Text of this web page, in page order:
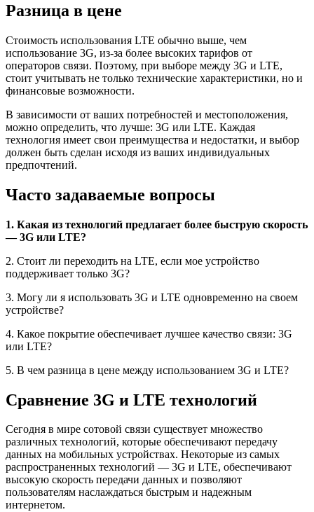
Разница в цене
Стоимость использования LTE обычно выше, чем
использование 3G, из-за более высоких тарифов от
операторов связи. Поэтому, при выборе между 3G и LTE,
стоит учитывать не только технические характеристики, но и
финансовые возможности.
В зависимости от ваших потребностей и местоположения,
можно определить, что лучше: 3G или LTE. Каждая
технология имеет свои преимущества и недостатки, и выбор
должен быть сделан исходя из ваших индивидуальных
предпочтений.
Часто задаваемые вопросы
1. Какая из технологий предлагает более быструю скорость
— 3G или LTE?
2. Стоит ли переходить на LTE, если мое устройство
поддерживает только 3G?
3. Могу ли я использовать 3G и LTE одновременно на своем
устройстве?
4. Какое покрытие обеспечивает лучшее качество связи: 3G
или LTE?
5. В чем разница в цене между использованием 3G и LTE?
Сравнение 3G и LTE технологий
Сегодня в мире сотовой связи существует множество
различных технологий, которые обеспечивают передачу
данных на мобильных устройствах. Некоторые из самых
распространенных технологий — 3G и LTE, обеспечивают
высокую скорость передачи данных и позволяют
пользователям наслаждаться быстрым и надежным
интернетом.